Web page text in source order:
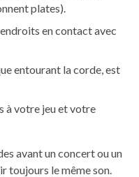
plates).
en contact avec
entourant la corde, est
à votre jeu et votre
avant un concert ou un
toujours le même son.